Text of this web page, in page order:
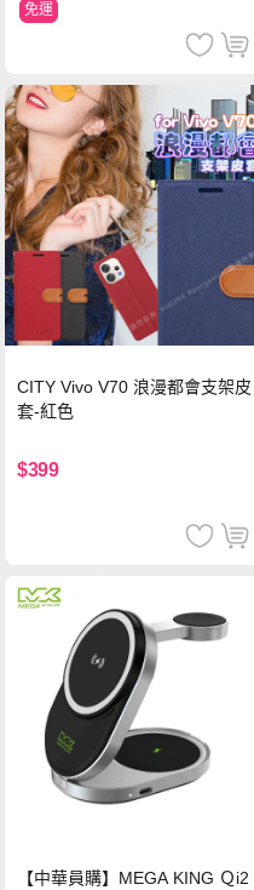
免運
CITY Vivo V70 浪漫都會支架皮
套-紅色
$399
【中華員購】MEGA KING Ｑi2